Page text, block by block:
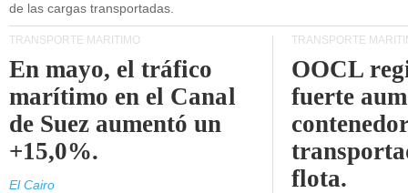
de las cargas transportadas.
TRANSPORTE MARÍTIMO
En mayo, el tráfico
marítimo en el Canal
de Suez aumentó un
+15,0%.
El Cairo
TRANSPORTE
OOCL
fuerte
flota.